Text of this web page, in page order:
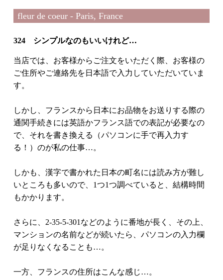
fleur de coeur - Paris, France
324 シンプルなのもいいけれど…
当店では、お客様からご注文をいただく際、お客様の
ご住所やご連絡先を日本語で入力していただいていま
す。
しかし、フランスから日本にお品物をお送りする際の
通関手続きには英語かフランス語での表記が必要なの
で、それを書き換える（パソコンに手で再入力す
る！）のが私の仕事…。
しかも、漢字で書かれた日本の町名には読み方が難し
いところも多いので、1つ1つ調べていると、結構時間
もかかります。
さらに、2-35-5-301などのように番地が長く、その上、
マンションの名前などが続いたら、パソコンの入力欄
が足りなくなることも…。
一方、フランスの住所はこんな感じ…。